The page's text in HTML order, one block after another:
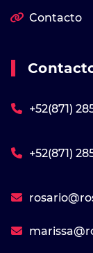
Contacto
+52(871)
+52(871)